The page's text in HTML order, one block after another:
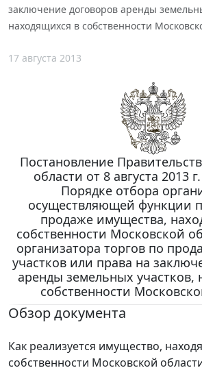
заключение договоров аренды
находящихся в собственности
17 августа 2013
Постановление
области от 8 августа 2013
Порядке отбора
осуществляющей функции
продаже имущества,
собственности Московской
организатора торгов по
участков или права на
аренды земельных участков,
собственности
Обзор документа
Как реализуется имущество,
собственности Московской